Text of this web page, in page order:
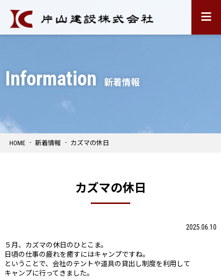
片山
Information 新着情報
HOME 新着情報 カズマの休日
カズマの休日
2025.06.10
５月、カズマの休日のひとこま。
日頃の仕事の疲れを癒すにはキャンプですね。
ということで、会社のテントや道具の貸出し制度を利用して
キャンプに行ってきました。